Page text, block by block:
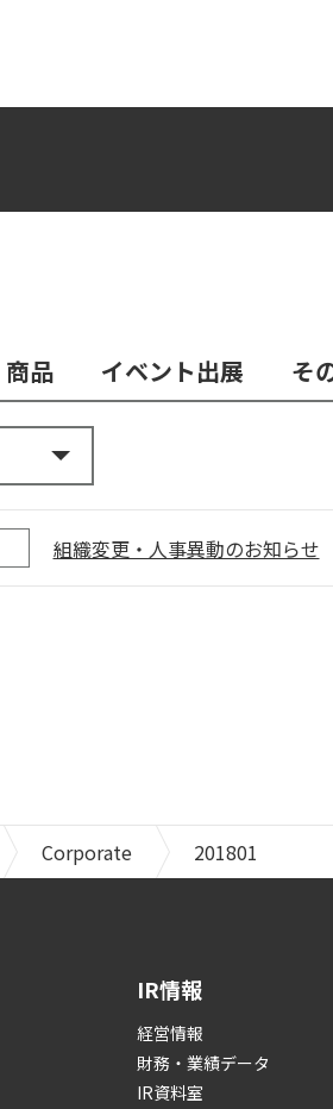
商品 イベント出展 そ
組織変更・人事異動のお知らせ
Corporate 201801
IR情報
経営情報
財務・業績データ
IR資料室